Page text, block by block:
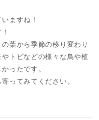
ますね！
葉から季節の移り変わり
トビなどの様々な鳥や植
ったです。
ってみてください。